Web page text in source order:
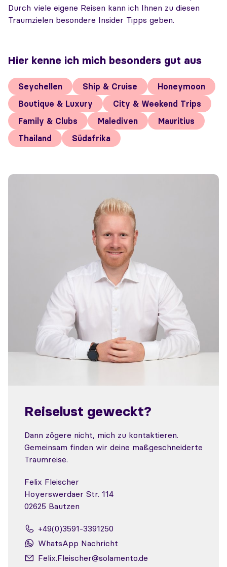
Durch viele eigene Reisen kann ich Ihnen zu diesen
Traumzielen besondere Insider Tipps geben.
Hier kenne ich mich besonders gut aus
Seychellen Ship & Cruise
Honeymoon
Boutique & Luxury
City & Weekend Trips
Family & Clubs
Malediven
Mauritius
Thailand
Südafrika
Reiselust geweckt?
Dann zögere nicht, mich zu kontaktieren.
Gemeinsam finden wir deine maßgeschneiderte
Traumreise.
Felix Fleischer
Hoyerswerdaer Str. 114
02625 Bautzen
+49(0)3591-3391250
WhatsApp Nachricht
Felix.Fleischer@solamento.de